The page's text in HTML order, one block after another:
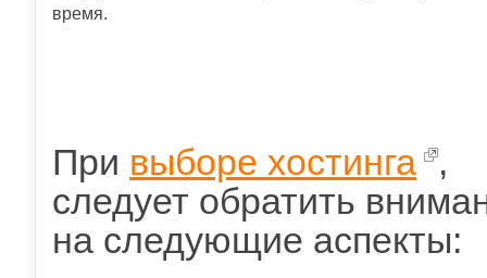
время.
При выборе хостинга
,
следует обратить
на следующие аспекты: